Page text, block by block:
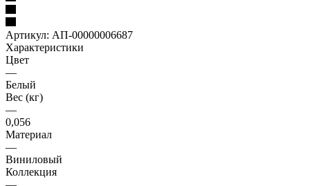
Артикул: АП-00000006687
Характеристики
Цвет
—
Белый
Вес (кг)
—
0,056
Материал
—
Виниловый
Коллекция